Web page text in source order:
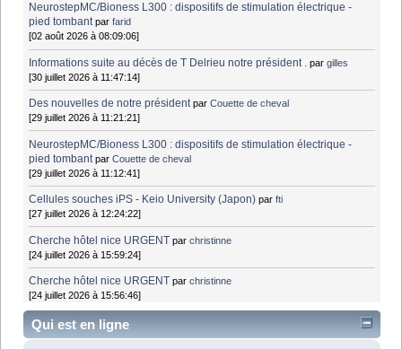
NeurostepMC/Bioness L300 : dispositifs de stimulation électrique -
pied tombant parfarid
[02 août 2026 à 08:09:06]
Informations suite au décès de T Delrieu notre président . pargilles
[30 juillet 2026 à 11:47:14]
Des nouvelles de notre président parCouette de cheval
[29 juillet 2026 à 11:21:21]
NeurostepMC/Bioness L300 : dispositifs de stimulation électrique -
pied tombant parCouette de cheval
[29 juillet 2026 à 11:12:41]
Cellules souches iPS - Keio University (Japon) parfti
[27 juillet 2026 à 12:24:22]
Cherche hôtel nice URGENT parchristinne
[24 juillet 2026 à 15:59:24]
Cherche hôtel nice URGENT parchristinne
[24 juillet 2026 à 15:56:46]
Qui est en ligne